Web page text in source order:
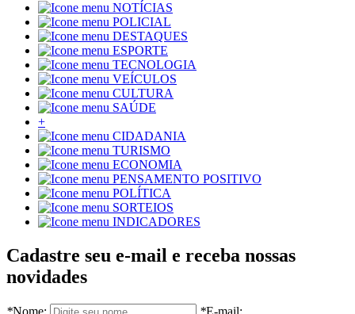
NOTÍCIAS
POLICIAL
DESTAQUES
ESPORTE
TECNOLOGIA
VEÍCULOS
CULTURA
SAÚDE
+
CIDADANIA
TURISMO
ECONOMIA
PENSAMENTO POSITIVO
POLÍTICA
SORTEIOS
INDICADORES
Cadastre seu e-mail e receba nossas
novidades